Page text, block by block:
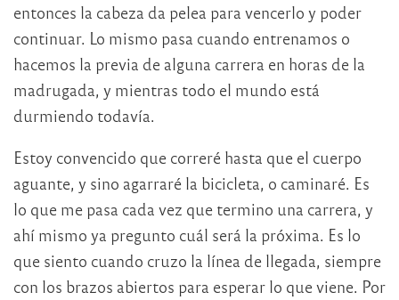
entonces la cabeza da pelea para vencerlo y poder
continuar. Lo mismo pasa cuando entrenamos o
hacemos la previa de alguna carrera en horas de la
madrugada, y mientras todo el mundo está
durmiendo todavía.
Estoy convencido que correré hasta que el cuerpo
aguante, y sino agarraré la bicicleta, o caminaré. Es
lo que me pasa cada vez que termino una carrera, y
ahí mismo ya pregunto cuál será la próxima. Es lo
que siento cuando cruzo la línea de llegada, siempre
con los brazos abiertos para esperar lo que viene. Por